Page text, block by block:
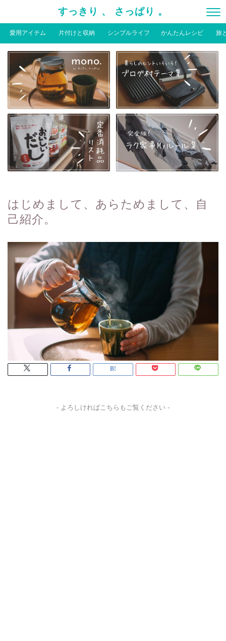
すっきり 、 さっぱり 。
愛用アイテム 片付けと収納 シンプルライフ かんたんレシピ 旅
はじめまして、あらためまして、自
己紹介。
- よろしければこちらもご覧ください -